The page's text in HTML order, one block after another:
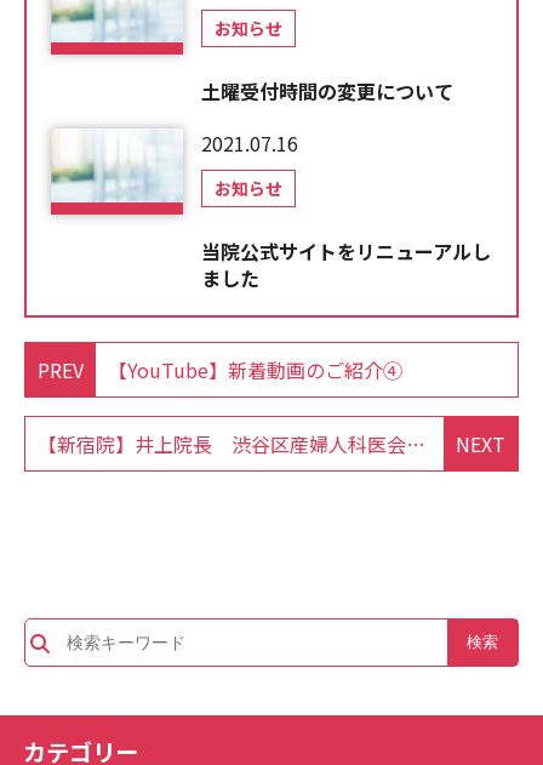
お知らせ
土曜受付時間の変更について
2021.07.16
お知らせ
当院公式サイトをリニューアルし
ました
PREV 【YouTube】新着動画のご紹介④
NEXT
【新宿院】井上院長 渋谷区産婦人科医会 東京産婦人科学会渋谷区支部 学術講演会 登壇のお知らせ
カテゴリー